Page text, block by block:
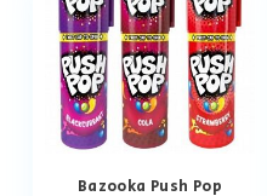
Bazooka Push Pop